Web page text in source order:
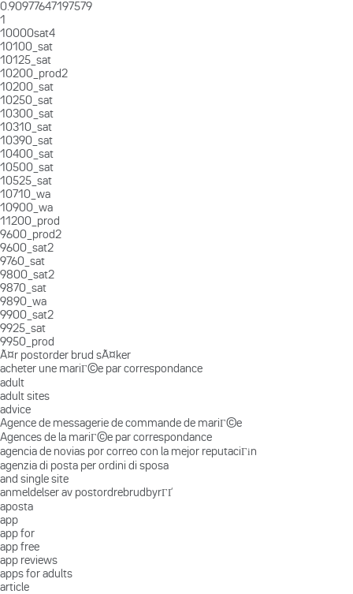
0.90977647197579
1
10000sat4
10100_sat
10125_sat
10200_prod2
10200_sat
10250_sat
10300_sat
10310_sat
10390_sat
10400_sat
10500_sat
10525_sat
10710_wa
10900_wa
11200_prod
9600_prod2
9600_sat2
9760_sat
9800_sat2
9870_sat
9890_wa
9900_sat2
9925_sat
9950_prod
Ã¤r postorder brud sÃ¤ker
acheter une mariГ©e par correspondance
adult
adult sites
advice
Agence de messagerie de commande de mariГ©e
Agences de la mariГ©e par correspondance
agencia de novias por correo con la mejor reputaciГіn
agenzia di posta per ordini di sposa
and single site
anmeldelser av postordrebrudbyrГҐ
aposta
app
app for
app free
app reviews
apps for adults
article